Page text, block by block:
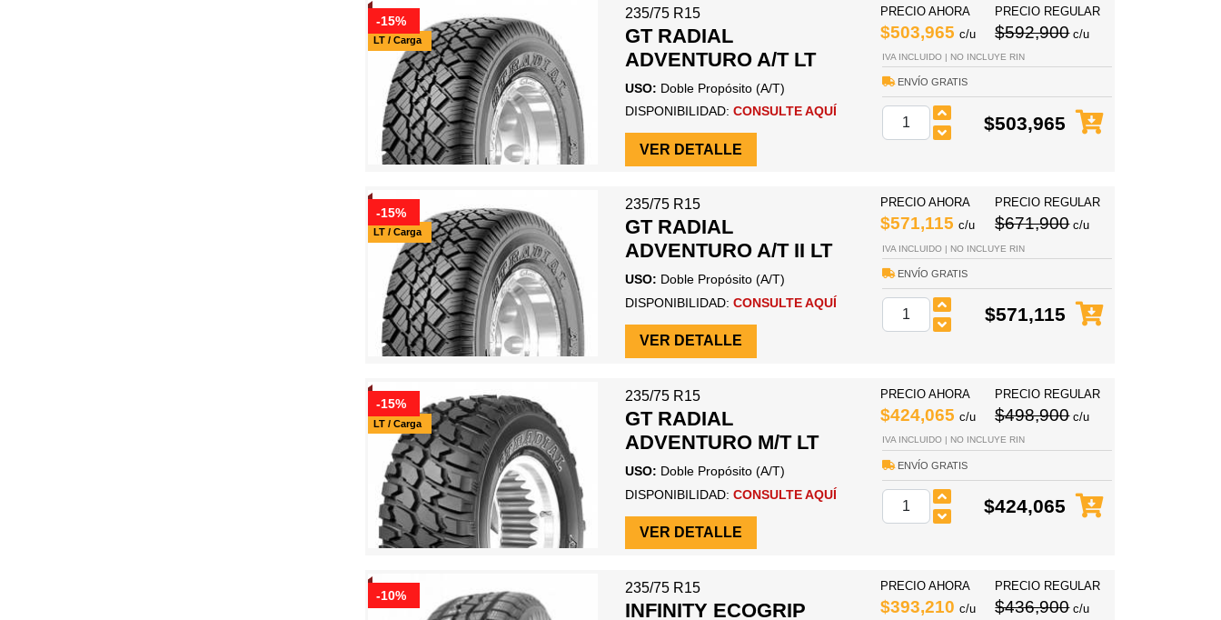
LT / Carga
-15%
235/75 R15
GT RADIAL
ADVENTURO A/T LT
USO: Doble Propósito (A/T)
DISPONIBILIDAD: CONSULTE AQUÍ
VER DETALLE
PRECIO AHORA
$503,965 c/u
PRECIO REGULAR
$592,900c/u
IVA INCLUIDO | NO INCLUYE RIN
ENVÍO GRATIS
$503,965
LT / Carga
-15%
235/75 R15
GT RADIAL
ADVENTURO A/T II LT
USO: Doble Propósito (A/T)
DISPONIBILIDAD: CONSULTE AQUÍ
VER DETALLE
PRECIO AHORA
$571,115 c/u
PRECIO REGULAR
$671,900c/u
IVA INCLUIDO | NO INCLUYE RIN
ENVÍO GRATIS
$571,115
LT / Carga
-15%
235/75 R15
GT RADIAL
ADVENTURO M/T LT
USO: Doble Propósito (A/T)
DISPONIBILIDAD: CONSULTE AQUÍ
VER DETALLE
PRECIO AHORA
$424,065 c/u
PRECIO REGULAR
$498,900c/u
IVA INCLUIDO | NO INCLUYE RIN
ENVÍO GRATIS
$424,065
-10%
235/75 R15
INFINITY ECOGRIP
PRECIO AHORA
$393,210 c/u
PRECIO REGULAR
$436,900c/u